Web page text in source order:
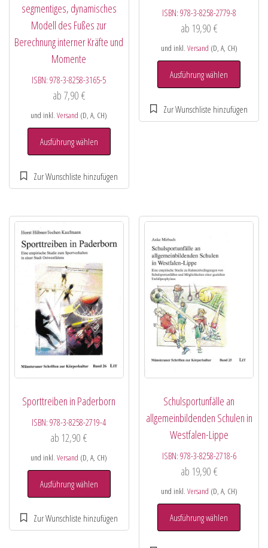
segmentiges, dynamisches
Modell des Fußes zur
Berechnung interner Kräfte und
Momente
ISBN:978-3-8258-3165-5
ab 7,90 €
und inkl.Versand (D, A, CH)
Ausführung wählen
ISBN: 978-3-8258-2779-8
ab 19,90 €
und inkl. Versand (D, A, CH)
Ausführung wählen
Sporttreiben in Paderborn
ISBN:978-3-8258-2719-4
ab 12,90€
und inkl.Versand (D, A, CH)
Ausführung wählen
Schulsportunfälle an
allgemeinbildenden Schulen in
Westfalen-Lippe
ISBN: 978-3-8258-2718-6
ab 19,90 €
und inkl. Versand (D, A, CH)
Ausführung wählen